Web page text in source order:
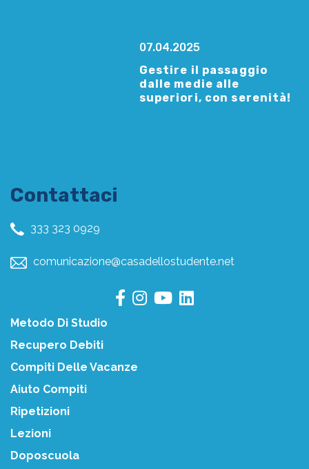
07.04.2025
Gestire il passaggio
dalle medie alle
superiori, con serenità!
Contattaci
333 323 0929
comunicazione@casadellostudente.net
Metodo Di Studio
Recupero Debiti
Compiti Delle Vacanze
Aiuto Compiti
Ripetizioni
Lezioni
Doposcuola